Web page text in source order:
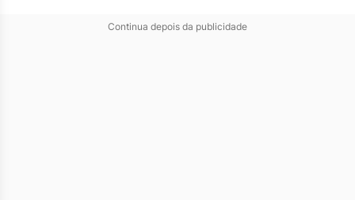
Continua depois da publicidade